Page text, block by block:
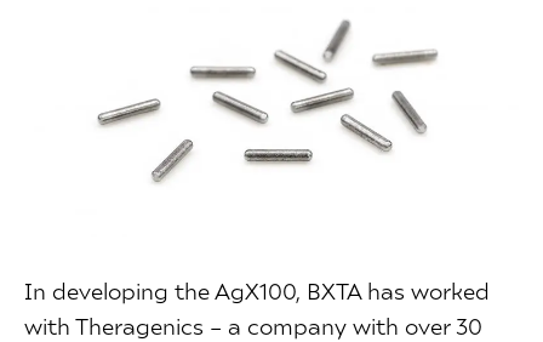
In developing the AgX100, BXTA has worked
with Theragenics – a company with over 30